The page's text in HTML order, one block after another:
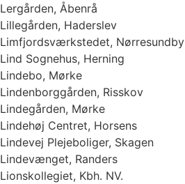
Lergården, Åbenrå
Lillegården, Haderslev
Limfjordsværkstedet, Nørresundby
Lind Sognehus, Herning
Lindebo, Mørke
Lindenborggården, Risskov
Lindegården, Mørke
Lindehøj Centret, Horsens
Lindevej Plejeboliger, Skagen
Lindevænget, Randers
Lionskollegiet, Kbh. NV.